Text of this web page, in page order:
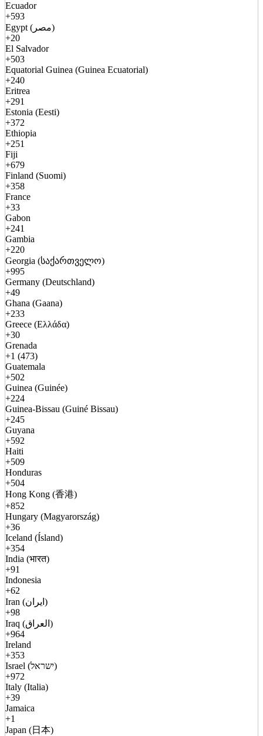
Ecuador
+593
Egypt (مصر)
+20
El Salvador
+503
Equatorial Guinea (Guinea Ecuatorial)
+240
Eritrea
+291
Estonia (Eesti)
+372
Ethiopia
+251
Fiji
+679
Finland (Suomi)
+358
France
+33
Gabon
+241
Gambia
+220
Georgia (საქართველო)
+995
Germany (Deutschland)
+49
Ghana (Gaana)
+233
Greece (Ελλάδα)
+30
Grenada
+1 (473)
Guatemala
+502
Guinea (Guinée)
+224
Guinea-Bissau (Guiné Bissau)
+245
Guyana
+592
Haiti
+509
Honduras
+504
Hong Kong (香港)
+852
Hungary (Magyarország)
+36
Iceland (Ísland)
+354
India (भारत)
+91
Indonesia
+62
Iran (ایران)
+98
Iraq (العراق)
+964
Ireland
+353
Israel (ישראל)
+972
Italy (Italia)
+39
Jamaica
+1
Japan (日本)